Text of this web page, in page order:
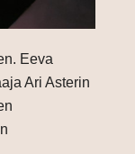
Eeva
Ari Asterin